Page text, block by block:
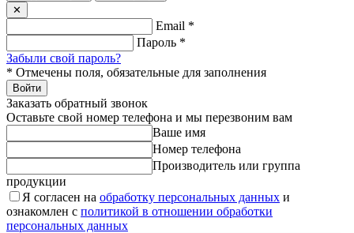
✕
Email *
Пароль *
Забыли свой пароль?
* Отмечены поля, обязательные для заполнения
Войти
Заказать обратный звонок
Оставьте свой номер телефона и мы перезвоним вам
Ваше имя
Номер телефона
Производитель или группа
продукции
Я согласен на обработку персональных данных и
ознакомлен с политикой в отношении обработки
персональных данных